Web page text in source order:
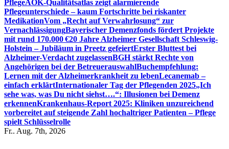
PflegeAOK-Qualitätsatlas zeigt alarmierende
Pflegeunterschiede – kaum Fortschritte bei riskanter
MedikationVom „Recht auf Verwahrlosung“ zur
VernachlässigungBayerischer Demenzfonds fördert Projekte
mit rund 170.000 €20 Jahre Alzheimer Gesellschaft Schleswig-
Holstein – Jubiläum in Preetz gefeiertErster Bluttest bei
Alzheimer-Verdacht zugelassenBGH stärkt Rechte von
Angehörigen bei der BetreuerauswahlBuchempfehlung:
Lernen mit der Alzheimerkrankheit zu lebenLecanemab –
einfach erklärtInternationaler Tag der Pflegenden 2025„Ich
sehe was, was Du nicht siehst….“: Illusionen bei Demenz
erkennenKrankenhaus-Report 2025: Kliniken unzureichend
vorbereitet auf steigende Zahl hochaltriger Patienten – Pflege
spielt Schlüsselrolle
Fr.. Aug. 7th, 2026